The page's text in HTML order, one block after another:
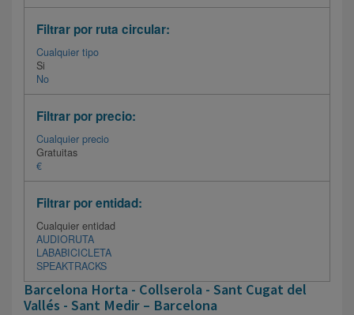
Filtrar por ruta circular:
Cualquier tipo
Si
No
Filtrar por precio:
Cualquier precio
Gratuitas
€
Filtrar por entidad:
Cualquier entidad
AUDIORUTA
LABABICICLETA
SPEAKTRACKS
Barcelona Horta - Collserola - Sant Cugat del
Vallés - Sant Medir – Barcelona